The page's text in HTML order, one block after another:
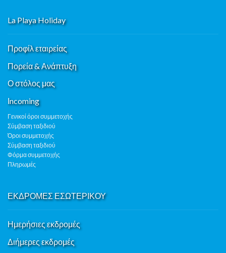
La Playa Holiday
Προφίλ εταιρείας
Πορεία & Ανάπτυξη
Ο στόλος μας
Ιncoming
Γενικοί όροι συμμετοχής
Σύμβαση ταξιδιού
Όροι συμμετοχής
Σύμβαση ταξιδιού
Φόρμα συμμετοχής
Πληρωμές
ΕΚΔΡΟΜΕΣ ΕΣΩΤΕΡΙΚΟΥ
Ημερήσιες εκδρομές
Διήμερες εκδρομές